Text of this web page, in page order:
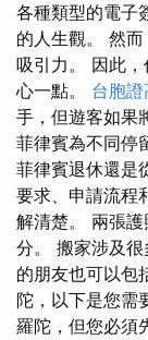
各種類型的電子
的人生觀。 然
吸引力。 因此
心一點。 台胞
手，但遊客如果
菲律賓為不同停
菲律賓退休還是
要求、申請流程
解清楚。 兩張
分。 搬家涉及
的朋友也可以包
陀，以下是您需
羅陀，但您必須